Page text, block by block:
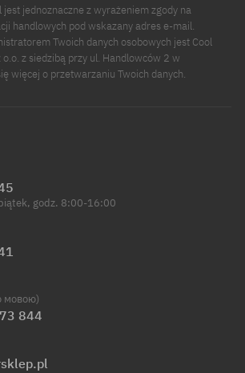
jednoznaczne z wyrażeniem zgody na
handlowych pod wskazany adres e-mail.
Twoich danych osobowych jest Cool
z siedzibą przy ul. Handlowców 2 w
więcej o przetwarzaniu Twoich danych.
godz. 8:00-16:00
мовою)
844